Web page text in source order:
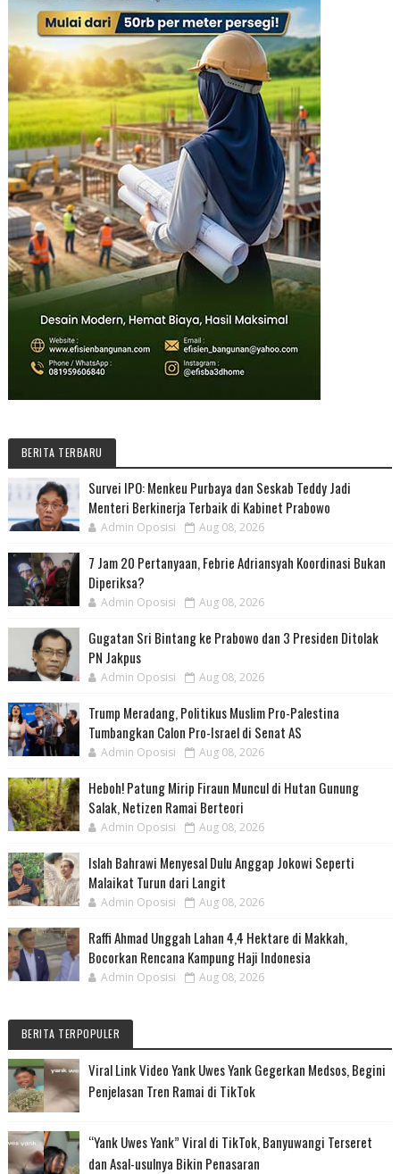
BERITA TERBARU
Survei IPO: Menkeu Purbaya dan Seskab Teddy Jadi
Menteri Berkinerja Terbaik di Kabinet Prabowo
Admin Oposisi Aug 08, 2026
7 Jam 20 Pertanyaan, Febrie Adriansyah Koordinasi Bukan
Diperiksa?
Admin Oposisi Aug 08, 2026
Gugatan Sri Bintang ke Prabowo dan 3 Presiden Ditolak
PN Jakpus
Admin Oposisi Aug 08, 2026
Trump Meradang, Politikus Muslim Pro-Palestina
Tumbangkan Calon Pro-Israel di Senat AS
Admin Oposisi Aug 08, 2026
Heboh! Patung Mirip Firaun Muncul di Hutan Gunung
Salak, Netizen Ramai Berteori
Admin Oposisi Aug 08, 2026
Islah Bahrawi Menyesal Dulu Anggap Jokowi Seperti
Malaikat Turun dari Langit
Admin Oposisi Aug 08, 2026
Raffi Ahmad Unggah Lahan 4,4 Hektare di Makkah,
Bocorkan Rencana Kampung Haji Indonesia
Admin Oposisi Aug 08, 2026
BERITA TERPOPULER
Viral Link Video Yank Uwes Yank Gegerkan Medsos, Begini
Penjelasan Tren Ramai di TikTok
“Yank Uwes Yank” Viral di TikTok, Banyuwangi Terseret
dan Asal-usulnya Bikin Penasaran